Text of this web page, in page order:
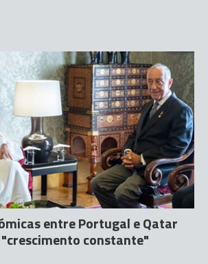
entre Portugal e Qatar
constante"